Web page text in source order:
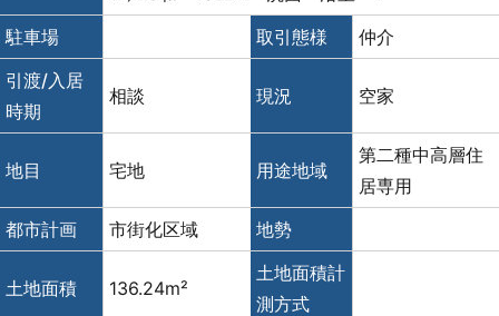
駐車場
取引態様
仲介
引渡/入居
時期
相談 現況 空家
地目 宅地 用途地域
第二種中高層住
居専用
都市計画
市街化区域 地勢
土地面積 136.24m²
土地面積計
測方式